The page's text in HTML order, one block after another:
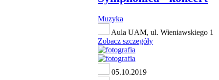
Muzyka
Aula UAM, ul. Wieniawskiego 1
Zobacz szczegóły
05.10.2019